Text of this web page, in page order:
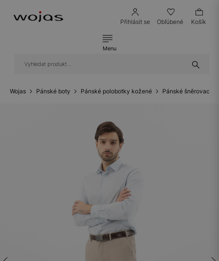
Přihlásit se Obľúbené Košík
Menu
Wojas Pánské boty Pánské polobotky kožené Pánské šněrovací